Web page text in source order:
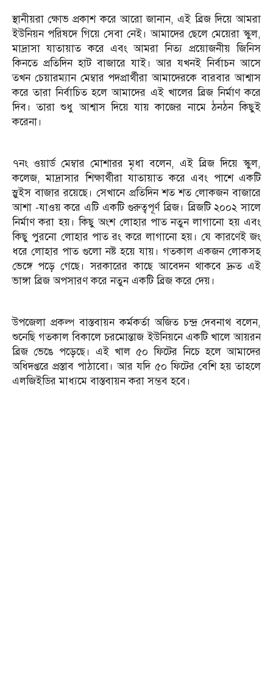
‎স্থানীয়রা ক্ষোভ প্রকাশ করে আরো জানান, এই ব্রিজ দিয়ে আমরা
ইউনিয়ন পরিষদে গিয়ে সেবা নেই। আমাদের ছেলে মেয়েরা স্কুল,
মাদ্রাসা যাতায়াত করে এবং আমরা নিত্য প্রয়োজনীয় জিনিস
কিনতে প্রতিদিন হাট বাজারে যাই। আর যখনই নির্বাচন আসে
তখন চেয়ারম্যান মেম্বার পদপ্রার্থীরা আমাদেরকে বারবার আশ্বাস
করে তারা নির্বাচিত হলে আমাদের এই খালের ব্রিজ নির্মাণ করে
দিব। তারা শুধু আশ্বাস দিয়ে যায় কাজের নামে ঠনঠন কিছুই
করেনা।
‎৭নং ওয়ার্ড মেম্বার মোশারর মৃধা বলেন, এই ব্রিজ দিয়ে স্কুল,
কলেজ, মাদ্রাসার শিক্ষার্থীরা যাতায়াত করে এবং পাশে একটি
স্লুইস বাজার রয়েছে। সেখানে প্রতিদিন শত শত লোকজন বাজারে
আশা -যাওয় করে এটি একটি গুরুত্বপূর্ণ ব্রিজ। ব্রিজটি ২০০২ সালে
নির্মাণ করা হয়। কিছু অংশ লোহার পাত নতুন লাগানো হয় এবং
কিছু পুরনো লোহার পাত রং করে লাগানো হয়। যে কারণেই জং
ধরে লোহার পাত গুলো নষ্ট হয়ে যায়। গতকাল একজন লোকসহ
ভেঙ্গে পড়ে গেছে। সরকারের কাছে আবেদন থাকবে দ্রুত এই
ভাঙ্গা ব্রিজ অপসারণ করে নতুন একটি ব্রিজ করে দেয়।
‎উপজেলা প্রকল্প বাস্তবায়ন কর্মকর্তা অজিত চন্দ্র দেবনাথ বলেন,
শুনেছি গতকাল বিকালে চরমোন্তাজ ইউনিয়নে একটি খালে আয়রন
ব্রিজ ভেঙে পড়েছে। এই খাল ৫০ ফিটের নিচে হলে আমাদের
অধিদপ্তরে প্রস্তাব পাঠাবো। আর যদি ৫০ ফিটের বেশি হয় তাহলে
এলজিইডির মাধ্যমে বাস্তবায়ন করা সম্ভব হবে।